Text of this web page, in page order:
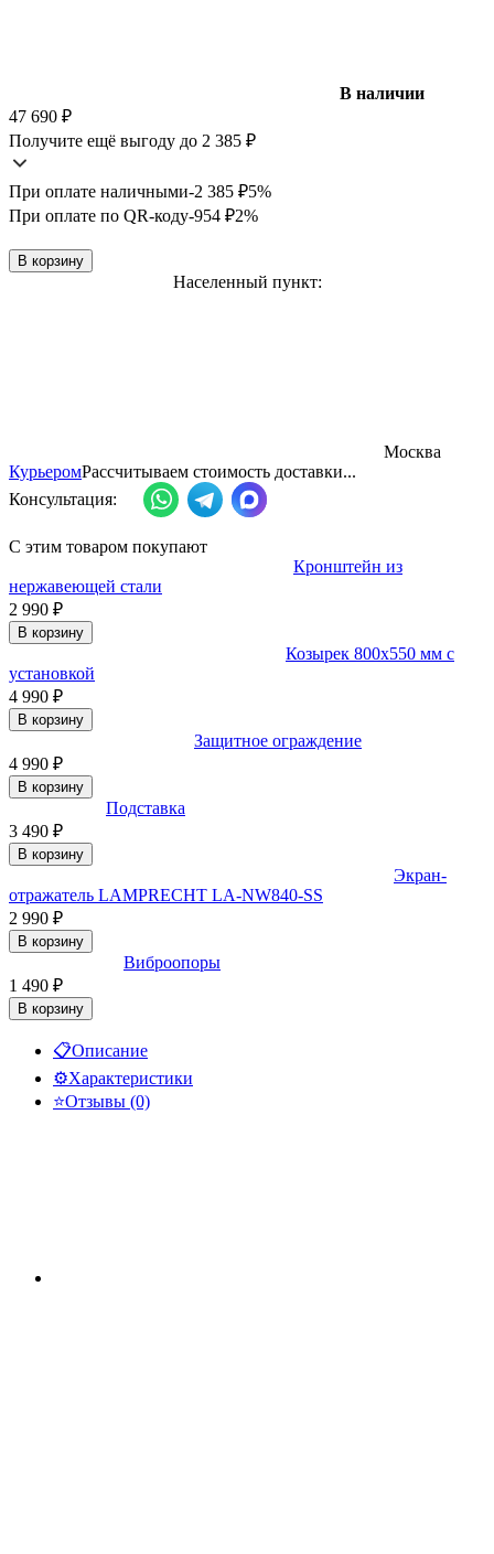
В наличии
47 690 ₽
Получите ещё выгоду до 2 385 ₽
При оплате наличными-2 385 ₽5%
При оплате по QR-коду-954 ₽2%
В корзину
Населенный пункт:
Москва
КурьеромРассчитываем стоимость доставки...
Консультация:
С этим товаром покупают
Кронштейн из
нержавеющей стали
2 990 ₽
В корзину
Козырек 800x550 мм с
установкой
4 990 ₽
В корзину
Защитное ограждение
4 990 ₽
В корзину
Подставка
3 490 ₽
В корзину
Экран-
отражатель LAMPRECHT LA-NW840-SS
2 990 ₽
В корзину
Виброопоры
1 490 ₽
В корзину
📋Описание
⚙️Характеристики
⭐Отзывы (0)